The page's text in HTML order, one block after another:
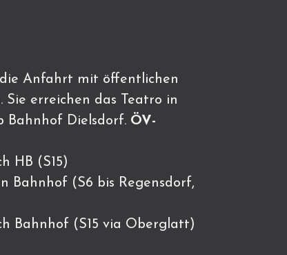
Anfahrt mit öffentlichen
Sie erreichen das Teatro in
Bahnhof Dielsdorf. ÖV-
HB (S15)
Bahnhof (S6 bis Regensdorf,
Bahnhof (S15 via Oberglatt)